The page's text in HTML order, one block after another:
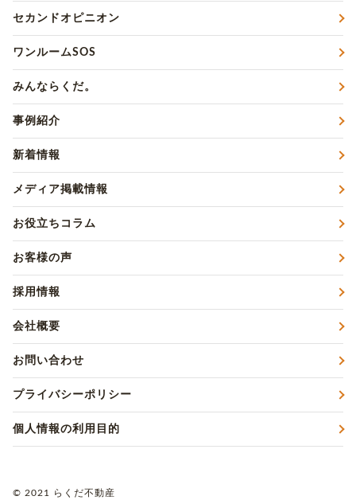
セカンドオピニオン
ワンルームSOS
みんならくだ。
事例紹介
新着情報
メディア掲載情報
お役立ちコラム
お客様の声
採用情報
会社概要
お問い合わせ
プライバシーポリシー
個人情報の利用目的
© 2021 らくだ不動産